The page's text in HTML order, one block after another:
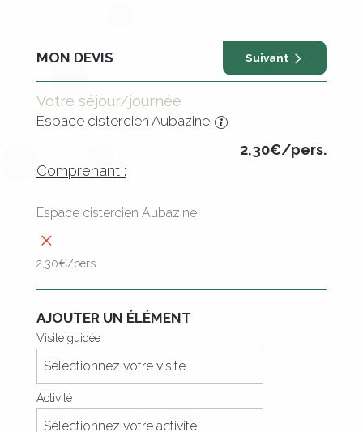
MON DEVIS Suivant
Votre séjour/journée
Espace cistercien Aubazine
2,30€/pers.
Comprenant :
2,30€/pers.
AJOUTER UN ÉLÉMENT
Visite guidée
Activité